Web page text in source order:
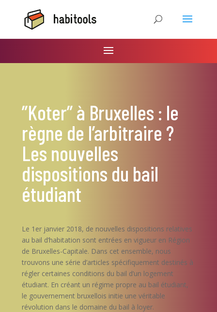
”Koter” à Bruxelles : le
règne de l’arbitraire ?
Les nouvelles
dispositions du bail
étudiant
Le 1er janvier 2018, de nouvelles dispositions relatives
au bail d’habitation sont entrées en vigueur en Région
de Bruxelles-Capitale. Dans cet ensemble, nous
trouvons une série d’articles spécifiquement destinés à
régler certaines conditions du bail d’un logement
étudiant. En créant un régime propre au bail étudiant,
le gouvernement bruxellois initie une véritable
révolution dans le domaine du bail à loyer.